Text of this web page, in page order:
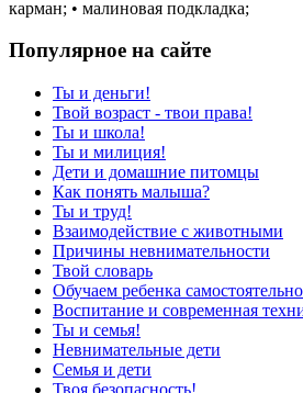
карман; • малиновая подкладка;
Популярное на сайте
Ты и деньги!
Твой возраст - твои права!
Ты и школа!
Ты и милиция!
Дети и домашние питомцы
Как понять малыша?
Ты и труд!
Взаимодействие с животными
Причины невнимательности
Твой словарь
Обучаем ребенка
Воспитание и современная
Ты и семья!
Невнимательные дети
Семья и дети